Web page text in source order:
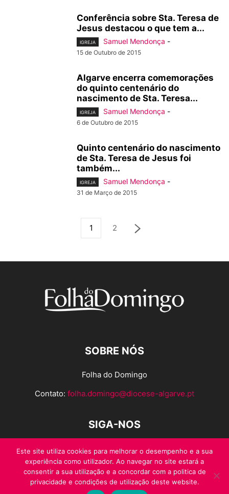
Conferência sobre Sta. Teresa de
Jesus destacou o que tem a...
IGREJA Samuel Mendonça -
15 de Outubro de 2015
Algarve encerra comemorações
do quinto centenário do
nascimento de Sta. Teresa...
IGREJA Samuel Mendonça -
6 de Outubro de 2015
Quinto centenário do nascimento
de Sta. Teresa de Jesus foi
também...
IGREJA Samuel Mendonça -
31 de Março de 2015
1 2
SOBRE NÓS
Folha do Domingo
Contato: folha.domingo@diocese-algarve.pt
SIGA-NOS
Este site utiliza cookies para melhorar o desempenho e a sua
experiência como utilizador. Ao navegar no site estará a
consentir a sua utilização e a concordar com a politica de
privacidade e condições de utilização deste website.